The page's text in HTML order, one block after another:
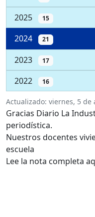
2025 15
2024 21
2023 17
2022 16
Actualizado: viernes, 5 de
Gracias Diario La
periodística.
Nuestros docentes
escuela
Lee la nota completa